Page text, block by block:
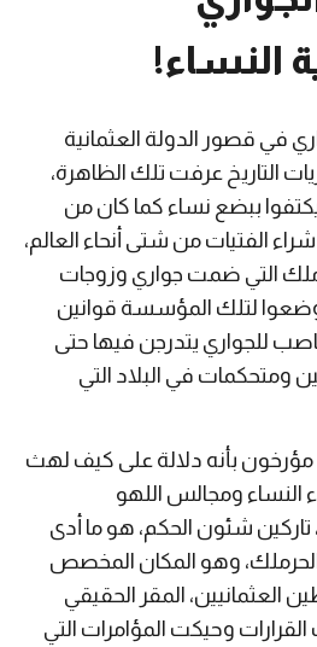
النساء!
في قصور الدولة العثمانية
التاريخ عرفت تلك الظاهرة،
ببضع نساء كما كان من
الفتيات من شتى أنحاء العالم،
التي ضمت جواري وزوجات
لتلك المؤسسة قوانين
للجواري يتدرجن فيها حتى
ومتحكمات في البلاد التي
بأنه دلالة على كيف لهث
النساء ومجالس اللهو
تاركين شئون الحكم، هو ما أدى
الحرملك، وهو المكان المخصص
المقر الحقيقي
وحيكت المؤامرات التي